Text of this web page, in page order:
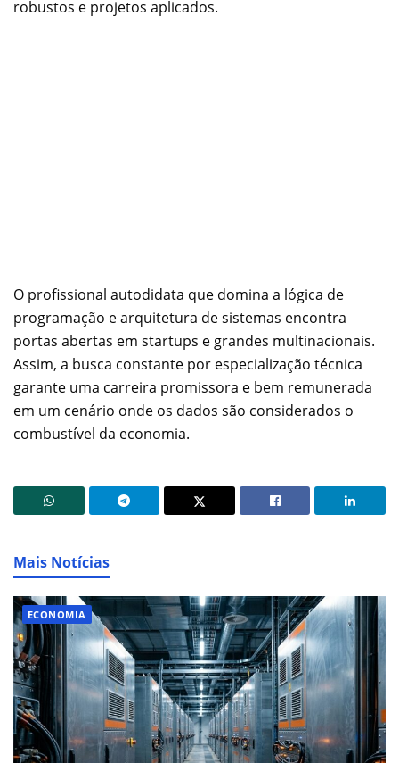
robustos e projetos aplicados.
O profissional autodidata que domina a lógica de
programação e arquitetura de sistemas encontra
portas abertas em startups e grandes multinacionais.
Assim, a busca constante por especialização técnica
garante uma carreira promissora e bem remunerada
em um cenário onde os dados são considerados o
combustível da economia.
Mais Notícias
ECONOMIA